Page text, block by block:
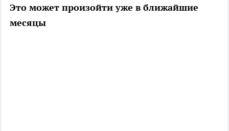
Это может произойти уже в ближайшие
месяцы